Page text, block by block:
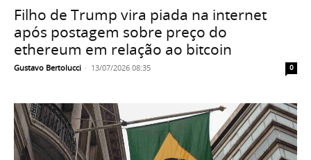
Filho de Trump vira piada na internet
após postagem sobre preço do
ethereum em relação ao bitcoin
Gustavo Bertolucci - 13/07/2026 08:35 0